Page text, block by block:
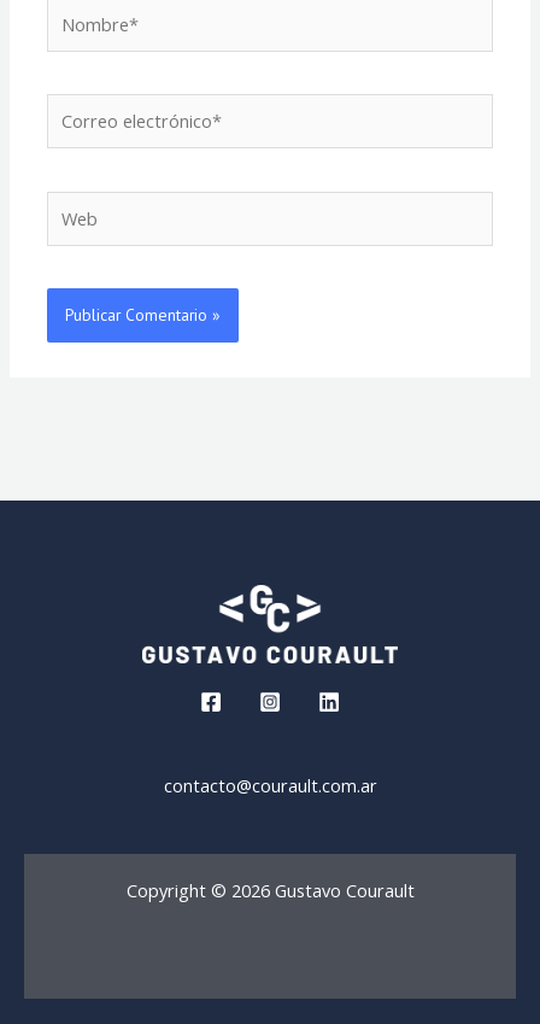
electrónico*
contacto@courault.com.ar
Copyright © 2026 Gustavo Courault